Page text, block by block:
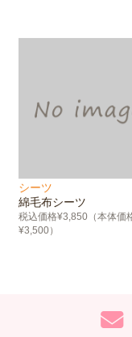
シーツ
綿毛布シーツ
税込価格¥3,850（本体価
¥3,500）